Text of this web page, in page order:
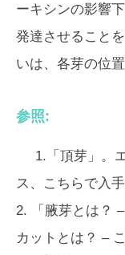
ーキシンの影響
発達させること
いは、各芽の位
参照:
1.「頂芽」。
ス、こちらで入
2. 「腋芽とは？
カットとは？ –